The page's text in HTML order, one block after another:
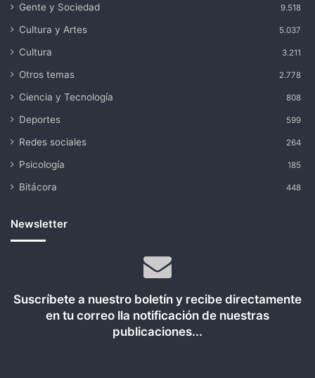
Gente y Sociedad 9.518
Cultura y Artes 5.037
Cultura 3.211
Otros temas 2.778
Ciencia y Tecnología 808
Deportes 599
Redes sociales 264
Psicología 185
Bitácora 448
Newsletter
Suscríbete a nuestro boletín y recibe directamente
en tu correo lla notificación de nuestras
publicaciones...